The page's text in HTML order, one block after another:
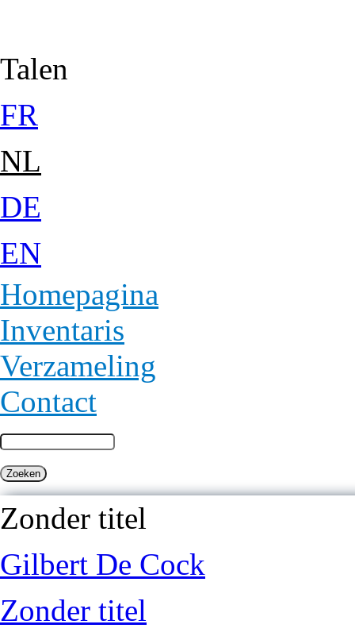
Talen
FR
NL
DE
EN
Homepagina
Inventaris
Verzameling
Contact
Zonder titel
Gilbert De Cock
Zonder titel